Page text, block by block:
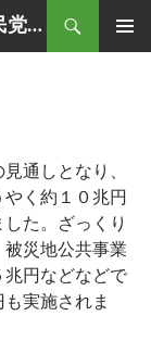
大野敬太郎オフィシャルサイト｜自民党香川３区衆議院議員
通しとなり、
く約１０兆円
た。ざっくり
災地公共事業
兆円などなどで
実施されま